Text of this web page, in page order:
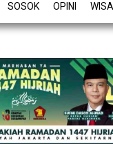
SOSOK OPINI